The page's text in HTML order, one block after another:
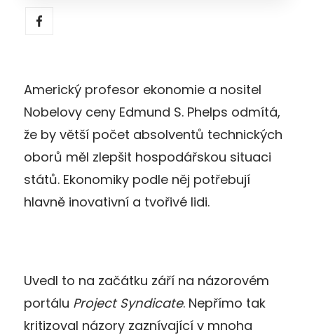
Americký profesor ekonomie a nositel
Nobelovy ceny Edmund S. Phelps odmítá,
že by větší počet absolventů technických
oborů měl zlepšit hospodářskou situaci
států. Ekonomiky podle něj potřebují
hlavně inovativní a tvořivé lidi.
Uvedl to na začátku září na názorovém
portálu Project Syndicate. Nepřímo tak
kritizoval názory zaznívající v mnoha